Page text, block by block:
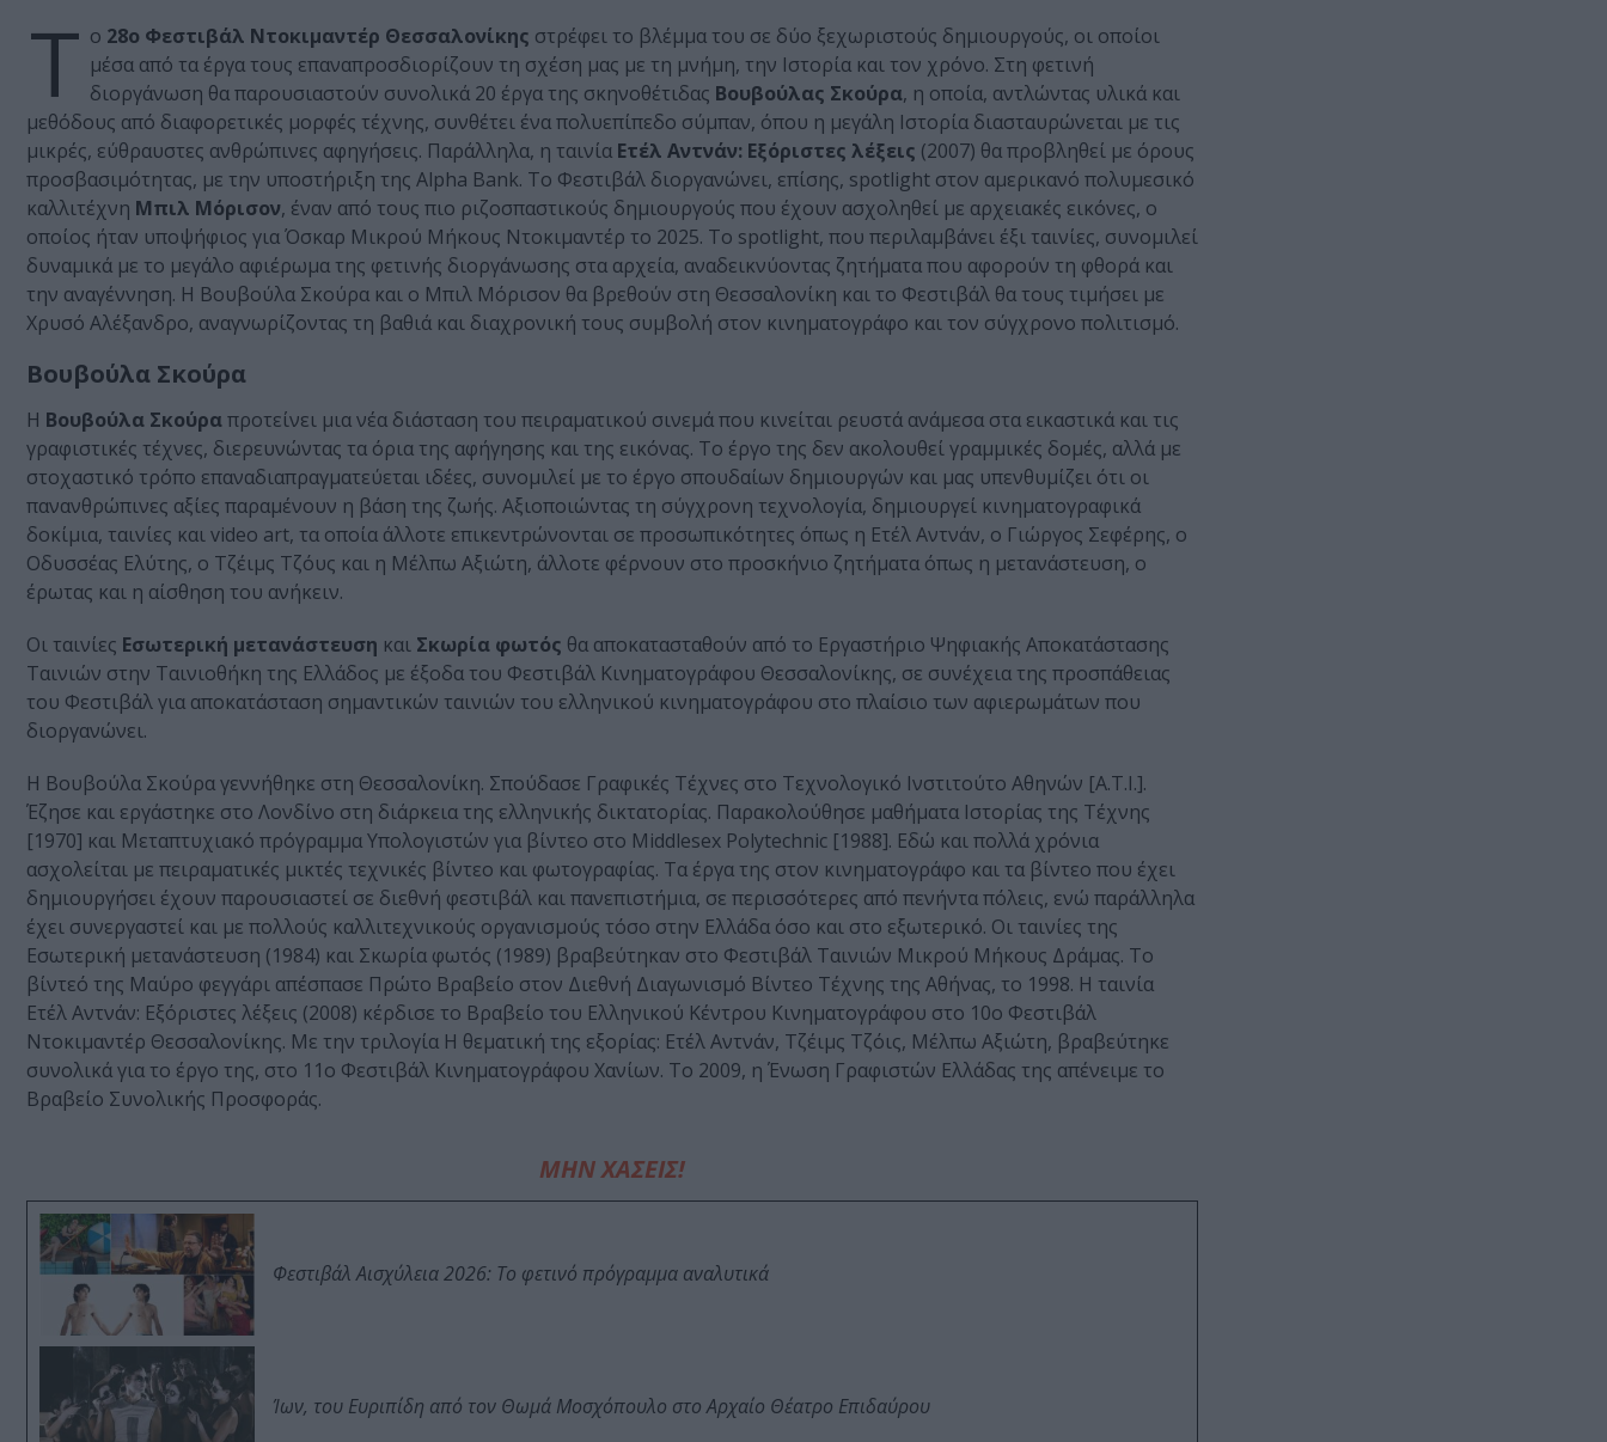
Τ ο 28ο Φεστιβάλ Ντοκιμαντέρ Θεσσαλονίκης στρέφει το βλέμμα του σε δύο ξεχωριστούς δημιουργούς, οι οποίοι
μέσα από τα έργα τους επαναπροσδιορίζουν τη σχέση μας με τη μνήμη, την Ιστορία και τον χρόνο. Στη φετινή
διοργάνωση θα παρουσιαστούν συνολικά 20 έργα της σκηνοθέτιδας Βουβούλας Σκούρα, η οποία, αντλώντας υλικά και
μεθόδους από διαφορετικές μορφές τέχνης, συνθέτει ένα πολυεπίπεδο σύμπαν, όπου η μεγάλη Ιστορία διασταυρώνεται με τις
μικρές, εύθραυστες ανθρώπινες αφηγήσεις. Παράλληλα, η ταινία Ετέλ Αντνάν: Εξόριστες λέξεις (2007) θα προβληθεί με όρους
προσβασιμότητας, με την υποστήριξη της Alpha Bank. Το Φεστιβάλ διοργανώνει, επίσης, spotlight στον αμερικανό πολυμεσικό
καλλιτέχνη Μπιλ Μόρισον, έναν από τους πιο ριζοσπαστικούς δημιουργούς που έχουν ασχοληθεί με αρχειακές εικόνες, ο
οποίος ήταν υποψήφιος για Όσκαρ Μικρού Μήκους Ντοκιμαντέρ το 2025. Το spotlight, που περιλαμβάνει έξι ταινίες, συνομιλεί
δυναμικά με το μεγάλο αφιέρωμα της φετινής διοργάνωσης στα αρχεία, αναδεικνύοντας ζητήματα που αφορούν τη φθορά και
την αναγέννηση. Η Βουβούλα Σκούρα και ο Μπιλ Μόρισον θα βρεθούν στη Θεσσαλονίκη και το Φεστιβάλ θα τους τιμήσει με
Χρυσό Αλέξανδρο, αναγνωρίζοντας τη βαθιά και διαχρονική τους συμβολή στον κινηματογράφο και τον σύγχρονο πολιτισμό.
Βουβούλα Σκούρα
Η Βουβούλα Σκούραπροτείνει μια νέα διάσταση του πειραματικού σινεμά που κινείται ρευστά ανάμεσα στα εικαστικά και τις
γραφιστικές τέχνες, διερευνώντας τα όρια της αφήγησης και της εικόνας. Το έργο της δεν ακολουθεί γραμμικές δομές, αλλά με
στοχαστικό τρόπο επαναδιαπραγματεύεται ιδέες, συνομιλεί με το έργο σπουδαίων δημιουργών και μας υπενθυμίζει ότι οι
πανανθρώπινες αξίες παραμένουν η βάση της ζωής. Αξιοποιώντας τη σύγχρονη τεχνολογία, δημιουργεί κινηματογραφικά
δοκίμια, ταινίες και video art, τα οποία άλλοτε επικεντρώνονται σε προσωπικότητες όπως η Ετέλ Αντνάν, ο Γιώργος Σεφέρης, ο
Οδυσσέας Ελύτης, ο Τζέιμς Τζόυς και η Μέλπω Αξιώτη, άλλοτε φέρνουν στο προσκήνιο ζητήματα όπως η μετανάστευση, ο
έρωτας και η αίσθηση του ανήκειν.
Οι ταινίες Εσωτερική μετανάστευση και Σκωρία φωτός θα αποκατασταθούν από το Εργαστήριο Ψηφιακής Αποκατάστασης
Ταινιών στην Ταινιοθήκη της Ελλάδος με έξοδα του Φεστιβάλ Κινηματογράφου Θεσσαλονίκης, σε συνέχεια της προσπάθειας
του Φεστιβάλ για αποκατάσταση σημαντικών ταινιών του ελληνικού κινηματογράφου στο πλαίσιο των αφιερωμάτων που
διοργανώνει.
Η Βουβούλα Σκούρα γεννήθηκε στη Θεσσαλονίκη. Σπούδασε Γραφικές Τέχνες στο Τεχνολογικό Ινστιτούτο Αθηνών [A.T.I.].
Έζησε και εργάστηκε στο Λονδίνο στη διάρκεια της ελληνικής δικτατορίας. Παρακολούθησε μαθήματα Ιστορίας της Τέχνης
[1970] και Μεταπτυχιακό πρόγραμμα Υπολογιστών για βίντεο στο Middlesex Polytechnic [1988]. Εδώ και πολλά χρόνια
ασχολείται με πειραματικές μικτές τεχνικές βίντεο και φωτογραφίας. Τα έργα της στον κινηματογράφο και τα βίντεο που έχει
δημιουργήσει έχουν παρουσιαστεί σε διεθνή φεστιβάλ και πανεπιστήμια, σε περισσότερες από πενήντα πόλεις, ενώ παράλληλα
έχει συνεργαστεί και με πολλούς καλλιτεχνικούς οργανισμούς τόσο στην Ελλάδα όσο και στο εξωτερικό. Οι ταινίες της
Εσωτερική μετανάστευση (1984) και Σκωρία φωτός (1989) βραβεύτηκαν στο Φεστιβάλ Ταινιών Μικρού Μήκους Δράμας. Το
βίντεό της Μαύρο φεγγάρι απέσπασε Πρώτο Βραβείο στον Διεθνή Διαγωνισμό Βίντεο Τέχνης της Αθήνας, το 1998. H ταινία
Ετέλ Αντνάν: Eξόριστες λέξεις (2008) κέρδισε το Βραβείο του Ελληνικού Κέντρου Κινηματογράφου στο 10ο Φεστιβάλ
Ντοκιμαντέρ Θεσσαλονίκης. Με την τριλογία Η θεματική της εξορίας: Ετέλ Αντνάν, Τζέιμς Τζόις, Μέλπω Αξιώτη, βραβεύτηκε
συνολικά για το έργο της, στο 11ο Φεστιβάλ Κινηματογράφου Χανίων. Το 2009, η Ένωση Γραφιστών Ελλάδας της απένειμε το
Βραβείο Συνολικής Προσφοράς.
ΜΗΝ ΧΑΣΕΙΣ!
Φεστιβάλ Αισχύλεια 2026: Το φετινό πρόγραμμα αναλυτικά
Ίων, του Ευριπίδη από τον Θωμά Μοσχόπουλο στο Αρχαίο Θέατρο Επιδαύρου